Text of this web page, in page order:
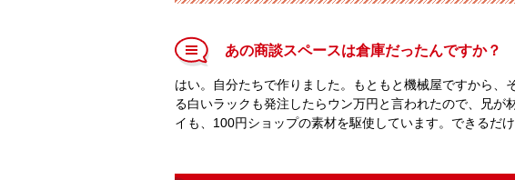
あの商談スペースは倉庫だったんですか？
はい。自分たちで作りました。もともと機械屋ですから
る白いラックも発注したらウン万円と言われたので、兄
イも、100円ショップの素材を駆使しています。できるだ